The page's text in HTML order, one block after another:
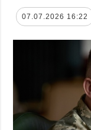
07.07.2026 16:22